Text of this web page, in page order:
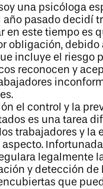
una psicóloga
año pasado decidí
en este tiempo
obligación,
incluye el riesgo
reconocen y
el control y la
es una tarea
trabajadores y
legalmente
y detección
que